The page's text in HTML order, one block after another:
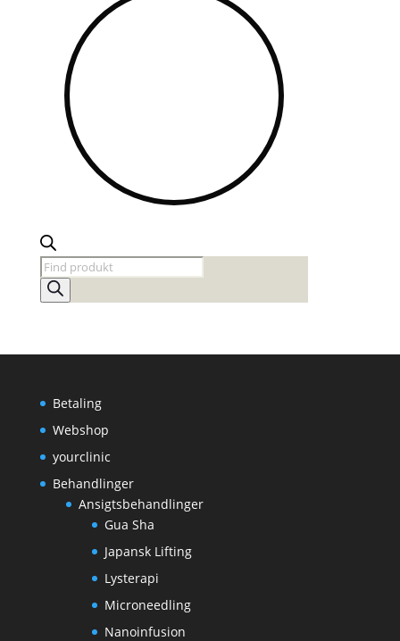
Products
search
Betaling
Webshop
yourclinic
Behandlinger
Ansigtsbehandlinger
Gua Sha
Japansk Lifting
Lysterapi
Microneedling
Nanoinfusion